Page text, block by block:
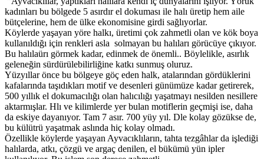
kadınları bu bölgede 5 asırdır el dokuması ile halı üretip hem aile
bütçelerine, hem de ülke ekonomisine girdi sağlıyorlar.
Köylerde yaşayan yöre halkı, üretimi çok zahmetli olan ve kök boya
kullanıldığı için renkleri asla solmayan bu halıları görücüye çıkıyor.
Bu halılaürı görmek kadar, edinmek de önemli.. Böylelikle, asırlık
geleneğin sürdürülebilirliğine katkı sunmuş oluruz.
Yüzyıllar önce bu bölgeye göç eden halk, atalarından gördüklerini
kafalarında taşıdıkları motif ve desenleri günümüze kadar getirerek,
500 yıllık el dokumacılığı olan halıcılığı yaşatmayı nesilden nesillere
aktarmışlar. Hlı ve kilimlerde yer bulan motiflerin geçmişi ise, daha
da eskiye dayanıyor. Tam 7 asır. 700 yüy yıl. Dle kolay gözükse de,
bu külütrü yaşatmak aslında hiç kolay olmadı.
Özellikle köylerde yaşayan Ayvacıklıların, tahta tezgâhlar da işlediği
halılarda, atkı, çözgü ve argaç denilen, el bükümü yün ipler